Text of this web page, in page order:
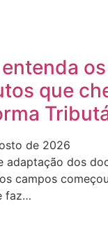
entenda os
que
de 2026
adaptação dos
campos
faz…